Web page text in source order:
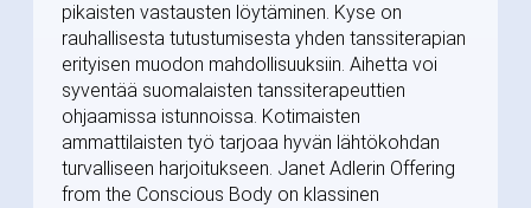
pikaisten vastausten löytäminen. Kyse on
rauhallisesta tutustumisesta yhden tanssiterapian
erityisen muodon mahdollisuuksiin. Aihetta voi
syventää suomalaisten tanssiterapeuttien
ohjaamissa istunnoissa. Kotimaisten
ammattilaisten työ tarjoaa hyvän lähtökohdan
turvalliseen harjoitukseen. Janet Adlerin Offering
from the Conscious Body on klassinen